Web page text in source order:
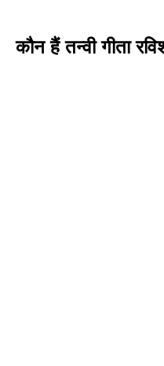
कौन हैं तन्वी गीता